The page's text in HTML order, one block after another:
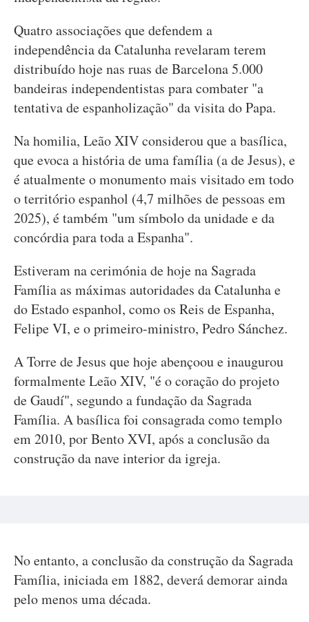
Quatro associações que defendem a
independência da Catalunha revelaram terem
distribuído hoje nas ruas de Barcelona 5.000
bandeiras independentistas para combater "a
tentativa de espanholização" da visita do Papa.
Na homilia, Leão XIV considerou que a basílica,
que evoca a história de uma família (a de Jesus), e
é atualmente o monumento mais visitado em todo
o território espanhol (4,7 milhões de pessoas em
2025), é também "um símbolo da unidade e da
concórdia para toda a Espanha".
Estiveram na cerimónia de hoje na Sagrada
Família as máximas autoridades da Catalunha e
do Estado espanhol, como os Reis de Espanha,
Felipe VI, e o primeiro-ministro, Pedro Sánchez.
A Torre de Jesus que hoje abençoou e inaugurou
formalmente Leão XIV, "é o coração do projeto
de Gaudí", segundo a fundação da Sagrada
Família. A basílica foi consagrada como templo
em 2010, por Bento XVI, após a conclusão da
construção da nave interior da igreja.
No entanto, a conclusão da construção da Sagrada
Família, iniciada em 1882, deverá demorar ainda
pelo menos uma década.